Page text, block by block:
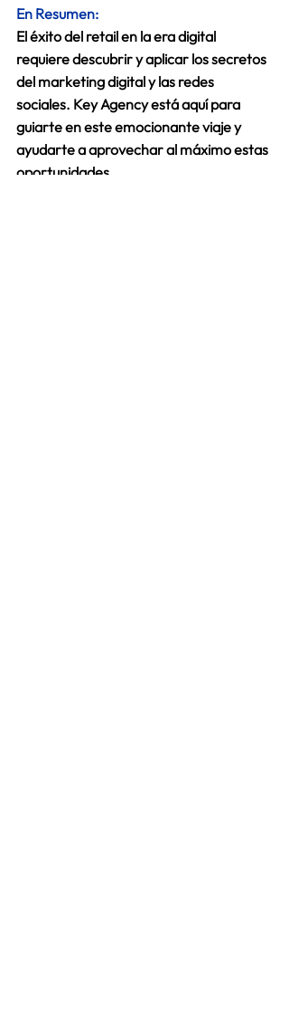
En Resumen:
El éxito del retail en la era digital
requiere descubrir y aplicar los secretos
del marketing digital y las redes
sociales. Key Agency está aquí para
guiarte en este emocionante viaje y
ayudarte a aprovechar al máximo estas
oportunidades.